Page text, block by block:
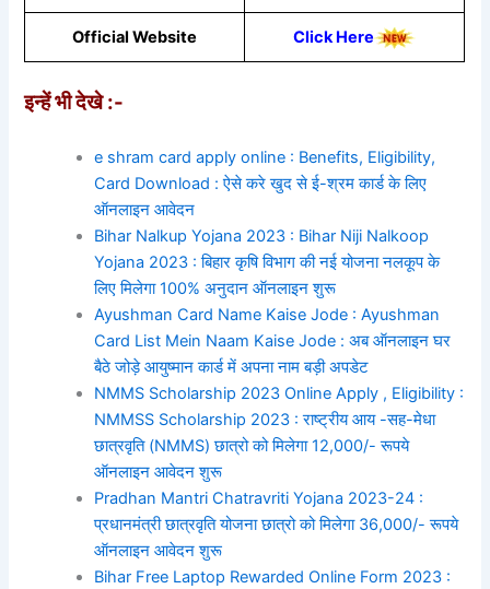
Official Website Click Here
इन्हें भी देखे :-
e shram card apply online : Benefits, Eligibility,
Card Download : ऐसे करे खुद से ई-श्रम कार्ड के लिए
ऑनलाइन आवेदन
Bihar Nalkup Yojana 2023 : Bihar Niji Nalkoop
Yojana 2023 : बिहार कृषि विभाग की नई योजना नलकूप के
लिए मिलेगा 100% अनुदान ऑनलाइन शुरू
Ayushman Card Name Kaise Jode : Ayushman
Card List Mein Naam Kaise Jode : अब ऑनलाइन घर
बैठे जोड़े आयुष्मान कार्ड में अपना नाम बड़ी अपडेट
NMMS Scholarship 2023 Online Apply , Eligibility :
NMMSS Scholarship 2023 : राष्ट्रीय आय -सह-मेधा
छात्रवृति (NMMS) छात्रो को मिलेगा 12,000/- रूपये
ऑनलाइन आवेदन शुरू
Pradhan Mantri Chatravriti Yojana 2023-24 :
प्रधानमंत्री छात्रवृति योजना छात्रो को मिलेगा 36,000/- रूपये
ऑनलाइन आवेदन शुरू
Bihar Free Laptop Rewarded Online Form 2023 :